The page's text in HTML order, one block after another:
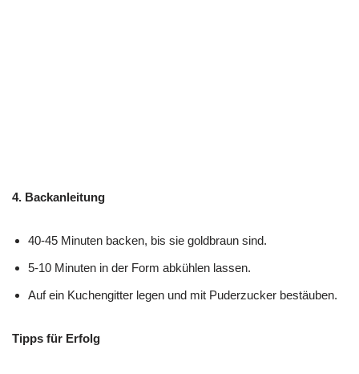
4. Backanleitung
40-45 Minuten backen, bis sie goldbraun sind.
5-10 Minuten in der Form abkühlen lassen.
Auf ein Kuchengitter legen und mit Puderzucker bestäuben.
Tipps für Erfolg